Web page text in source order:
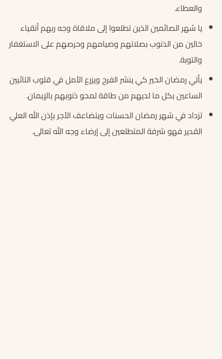
والعطاء.
يا شهر الصائمين الذين تطلعوا إلى ملاقاة وجه ربهم أنقياء
خالين من الذنوب بصلاتهم وصيامهم وحرصهم على الاستغفار
والتوبة.
يأتي رمضان الخير كي ينشر الفرح ويزرع الأمل في قلوب التائبين
الساعين بكل ما لديهم من طاقة لمحو ذنوبهم بالإيمان.
تزداد في شهر رمضان الحسنات ويتضاعف الأجر بإذن الله العلي
القدير فهو شرفة المتطلعين إلى إرضاء وجه الله تعالى.